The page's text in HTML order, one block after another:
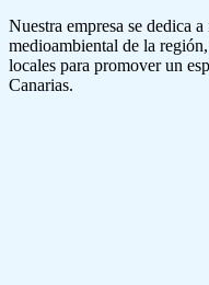
Nuestra empresa se dedica
medioambiental de la
locales para promover un
Canarias.